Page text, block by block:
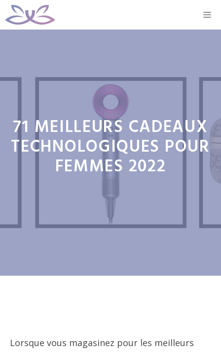
Aller
au
71 MEILLEURS CADEAUX
TECHNOLOGIQUES POUR
FEMMES 2022
Lorsque vous magasinez pour les meilleurs